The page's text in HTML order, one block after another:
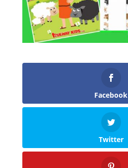
Facebook
Twitter